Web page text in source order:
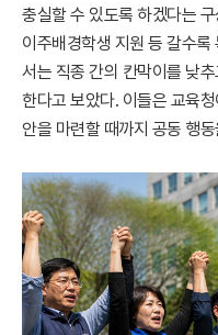
충실할 수 있도록 하겠다는
이주배경학생 지원 등 갈수
서는 직종 간의 칸막이를 낮
한다고 보았다. 이들은 교육
안을 마련할 때까지 공동 행